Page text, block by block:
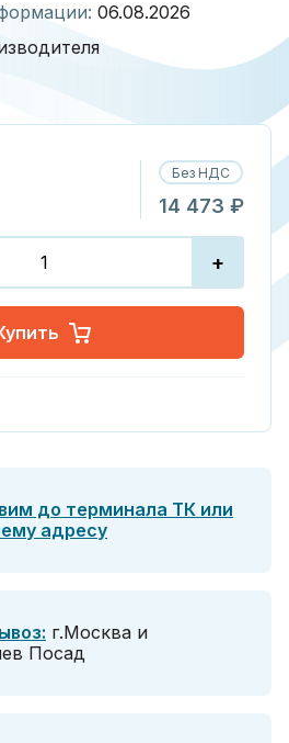
06.08.2026
Без НДС
14 473 ₽
+
до терминала ТК или
адресу
г.Москва и
Посад